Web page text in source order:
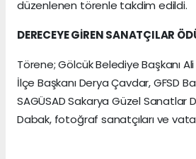
düzenlenen törenle takdim edildi.
DERECEYE GİREN SANATÇILAR
Törene; Gölcük Belediye Başkanı Ali
İlçe Başkanı Derya Çavdar, GFSD
SAGÜSAD Sakarya Güzel Sanatlar
Dabak, fotoğraf sanatçıları ve